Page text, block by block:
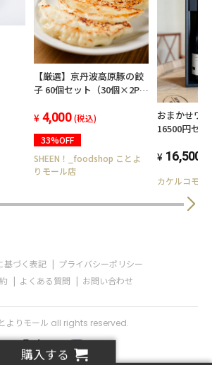
購入する
【厳選】京丹波高原豚の餃
子 60個セット（30個×2P）
4,000 (税込)
33%OFF
SHEEN！_foodshop ことよ
りモール店
おまかせワ
16500円セッ
16,500
カケルコモジ
基づく表記
プライバシーポリシー
よくある質問 お問い合わせ
よりモール all rights reserved.